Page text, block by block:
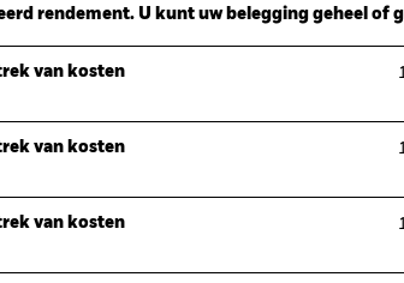
rendement. U kunt uw belegging geheel of
van kosten
van kosten
van kosten